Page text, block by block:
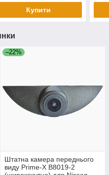
Купити
–22%
Штатна камера переднього
виду Prime-X B8019-2